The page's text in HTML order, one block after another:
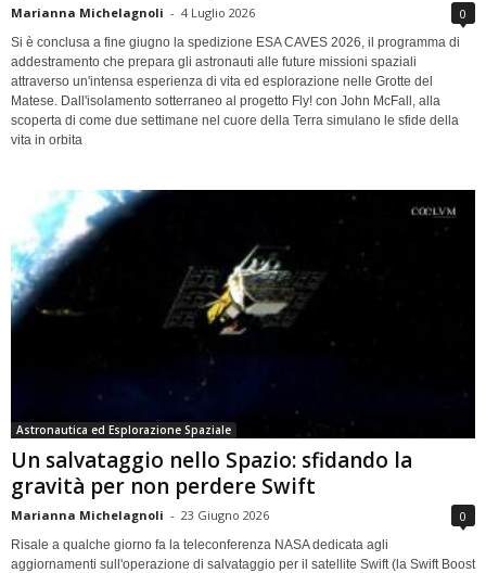
Marianna Michelagnoli - 4 Luglio 2026 0
Si è conclusa a fine giugno la spedizione ESA CAVES 2026, il programma di
addestramento che prepara gli astronauti alle future missioni spaziali
attraverso un'intensa esperienza di vita ed esplorazione nelle Grotte del
Matese. Dall'isolamento sotterraneo al progetto Fly! con John McFall, alla
scoperta di come due settimane nel cuore della Terra simulano le sfide della
vita in orbita
Astronautica ed Esplorazione Spaziale
Un salvataggio nello Spazio: sfidando la
gravità per non perdere Swift
Marianna Michelagnoli - 23 Giugno 2026 0
Risale a qualche giorno fa la teleconferenza NASA dedicata agli
aggiornamenti sull'operazione di salvataggio per il satellite Swift (la Swift Boost